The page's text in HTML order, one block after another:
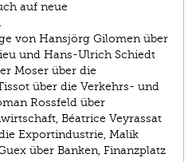
auf neue
von Hansjörg Gilomen über
und Hans-Ulrich Schiedt
Moser über die
über die Verkehrs- und
Rossfeld über
Béatrice Veyrassat
Exportindustrie, Malik
über Banken, Finanzplatz